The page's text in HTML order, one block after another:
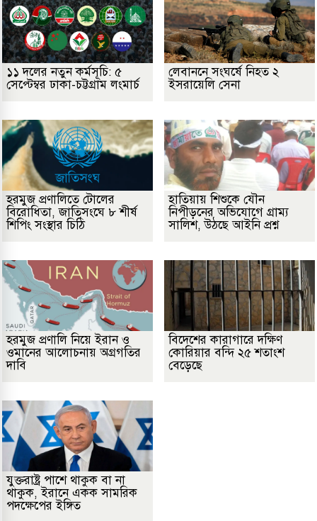
১১ দলের নতুন কর্মসূচি: ৫
সেপ্টেম্বর ঢাকা-চট্টগ্রাম লংমার্চ
লেবাননে সংঘর্ষে নিহত ২
ইসরায়েলি সেনা
হরমুজ প্রণালিতে টোলের
বিরোধিতা, জাতিসংঘে ৮ শীর্ষ
শিপিং সংস্থার চিঠি
হাতিয়ায় শিশুকে যৌন
নিপীড়নের অভিযোগে গ্রাম্য
সালিশ, উঠছে আইনি প্রশ্ন
হরমুজ প্রণালি নিয়ে ইরান ও
ওমানের আলোচনায় অগ্রগতির
দাবি
বিদেশের কারাগারে দক্ষিণ
কোরিয়ার বন্দি ২৫ শতাংশ
বেড়েছে
যুক্তরাষ্ট্র পাশে থাকুক বা না
থাকুক, ইরানে একক সামরিক
পদক্ষেপের ইঙ্গিত